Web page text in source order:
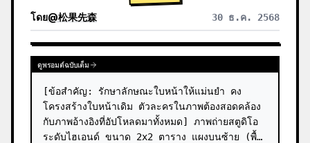
โดย@松果先森 30 ธ.ค. 2568
ดูพรอมต์ฉบับเต็ม
[ข้อสำคัญ: รักษาลักษณะใบหน้าให้แม่นยำ คง
โครงสร้างใบหน้าเดิม ตัวละครในภาพต้องสอดคล้อง
กับภาพอ้างอิงที่อัปโหลดมาทั้งหมด] ภาพถ่ายสตูดิโอ
ระดับไฮเอนด์ ขนาด 2x2 ตาราง แผงบนซ้าย (พื้น